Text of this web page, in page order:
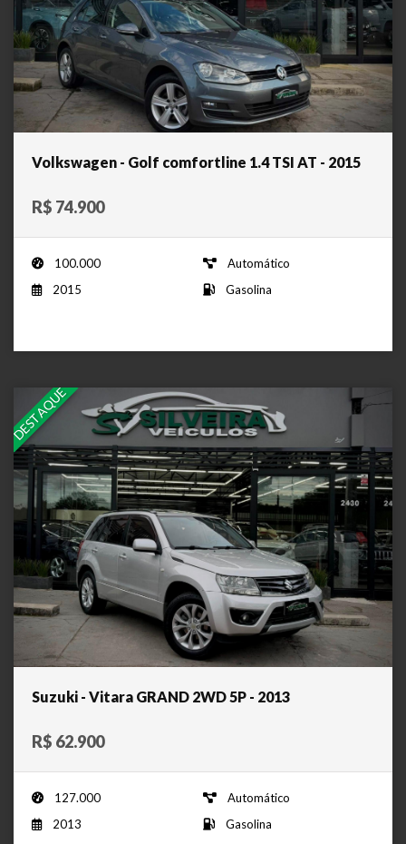
Volkswagen - Golf comfortline 1.4 TSI AT - 2015
R$ 74.900
100.000
Automático
2015
Gasolina
DESTAQUE
Suzuki - Vitara GRAND 2WD 5P - 2013
R$ 62.900
127.000
Automático
2013
Gasolina